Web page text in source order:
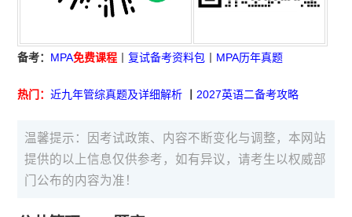
备考： MPA免费课程 丨复试备考资料包 MPA历年真题
热门：近九年管综真题及详细解析 丨2027英语二备考攻略
温馨提示：因考试政策、内容不断变化与调整，本网站
提供的以上信息仅供参考，如有异议，请考生以权威部
门公布的内容为准！